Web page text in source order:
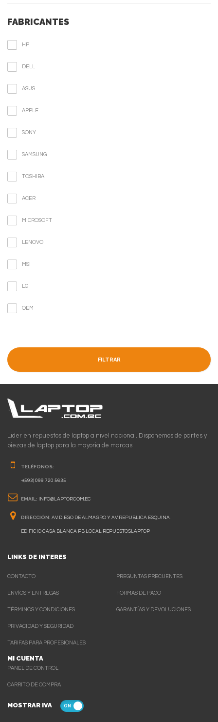
FABRICANTES
HP
DELL
ASUS
APPLE
SONY
SAMSUNG
TOSHIBA
ACER
MICROSOFT
LENOVO
MSI
LG
OEM
FILTRAR
Lider en repuestos de laptop a nivel nacional. Disponemos de partes y
piezas de laptop para la mayoria de marcas.
TELÉFONOS:
+(593) 099 720 5635
EMAIL: INFO@LAPTOP.COM.EC
DIRECCIÓN: AV. DIEGO DE ALMAGRO Y AV REPUBLICA ESQUINA.
EDIFICIO CASA BLANCA PB LOCAL REPUESTOSLAPTOP
LINKS DE INTERES
CONTACTO
ENVÍOS Y ENTREGAS
TÉRMINOS Y CONDICIONES
PRIVACIDAD Y SEGURIDAD
TARIFAS PARA PROFESIONALES
MI CUENTA
PANEL DE CONTROL
CARRITO DE COMPRA
PREGUNTAS FRECUENTES
FORMAS DE PAGO
GARANTÍAS Y DEVOLUCIONES
MOSTRAR IVA